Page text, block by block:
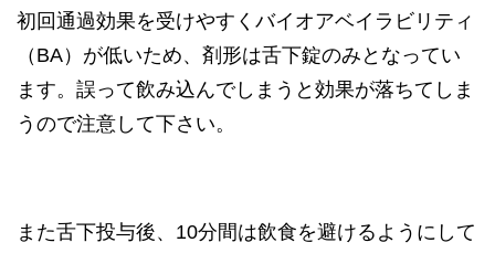
初回通過効果を受けやすくバイオアベイラビリティ
（BA）が低いため、剤形は舌下錠のみとなってい
ます。誤って飲み込んでしまうと効果が落ちてしま
うので注意して下さい。
また舌下投与後、10分間は飲食を避けるようにして